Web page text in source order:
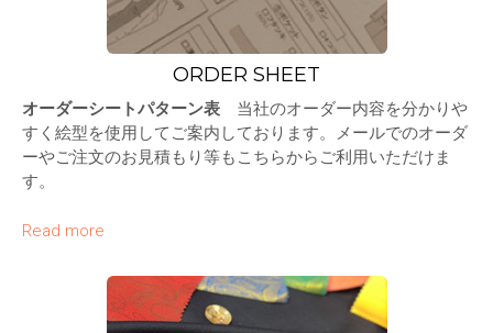
ORDER SHEET
オーダーシートパターン表 当社のオーダー内容を分かりや
すく絵型を使用してご案内しております。メールでのオーダ
ーやご注文のお見積もり等もこちらからご利用いただけま
す。
Read more